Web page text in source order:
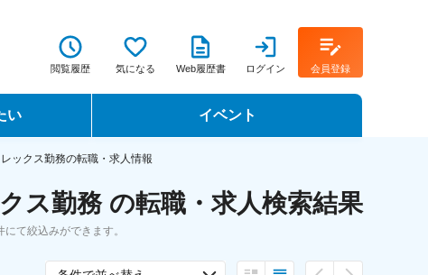
閲覧履歴 気になる Web履歴書 ログイン 会員登録
い イベント
転職イベント・転職セミナー
転職フェア
ックス勤務の転職・求人情報
ス勤務 の転職・求人検索結果
て絞込みができます。